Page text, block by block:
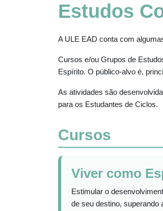
Estudos
A ULE EAD conta com
Cursos e/ou Grupos de
Espírito. O público-alvo é,
As atividades são
para os Estudantes de Ciclos.
Cursos
Viver como
Estimular o
de seu destino,